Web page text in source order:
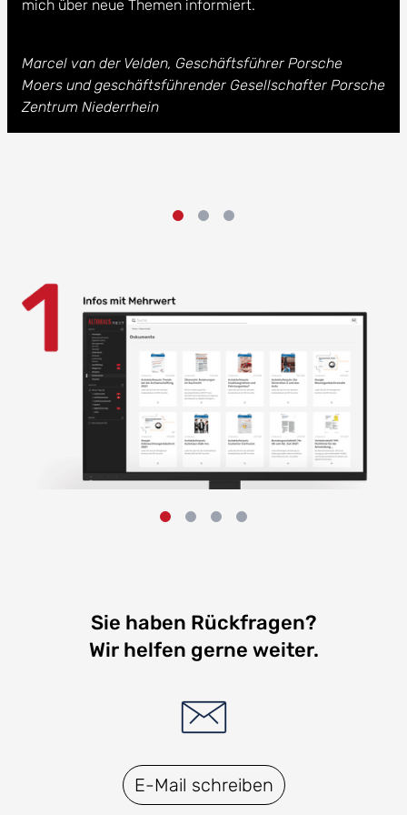
mich über neue Themen informiert.
Marcel van der Velden, Geschäftsführer Porsche
Moers und geschäftsführender Gesellschafter Porsche
Zentrum Niederrhein
Sie haben Rückfragen?
Wir helfen gerne weiter.
E-Mail schreiben